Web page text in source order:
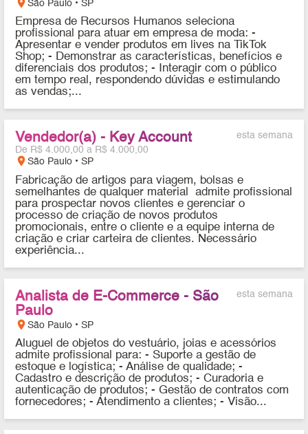
location_onSão Paulo • SP
Empresa de Recursos Humanos seleciona
profissional para atuar em empresa de moda: -
Apresentar e vender produtos em lives na TikTok
Shop; - Demonstrar as características, benefícios e
diferenciais dos produtos; - Interagir com o público
em tempo real, respondendo dúvidas e estimulando
as vendas;...
esta semana
Vendedor(a) - Key Account
De R$ 4.000,00 a R$ 4.000,00
location_onSão Paulo • SP
Fabricação de artigos para viagem, bolsas e
semelhantes de qualquer material admite profissional
para prospectar novos clientes e gerenciar o
processo de criação de novos produtos
promocionais, entre o cliente e a equipe interna de
criação e criar carteira de clientes. Necessário
experiência...
esta semana
Analista de E-Commerce - São
Paulo
location_onSão Paulo • SP
Aluguel de objetos do vestuário, joias e acessórios
admite profissional para: - Suporte a gestão de
estoque e logística; - Análise de qualidade; -
Cadastro e descrição de produtos; - Curadoria e
autenticação de produtos; - Gestão de contratos com
fornecedores; - Atendimento a clientes; - Visão...